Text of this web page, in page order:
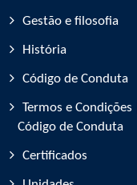
Gestão e filosofia
História
Código de Conduta
Termos e Condições |
Código de Conduta
Certificados